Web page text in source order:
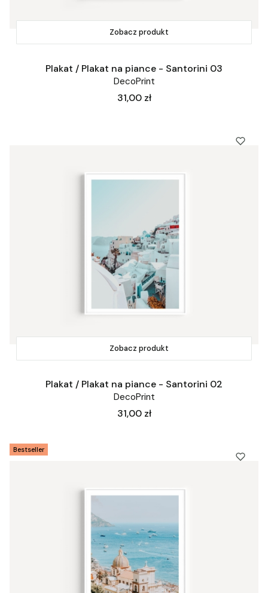
Zobacz produkt
Plakat / Plakat na piance - Santorini 03
DecoPrint
Cena
31,00 zł
Zobacz produkt
Plakat / Plakat na piance - Santorini 02
DecoPrint
Cena
31,00 zł
Bestseller